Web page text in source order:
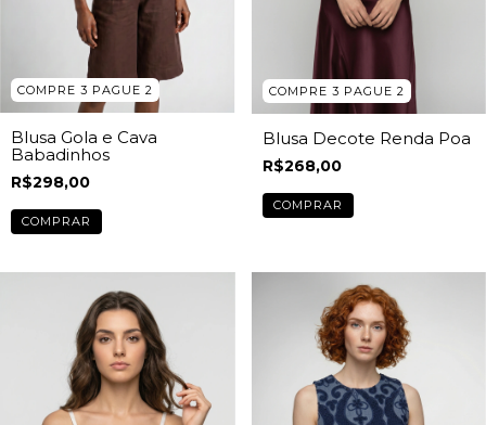
COMPRE 3 PAGUE 2
Blusa Gola e Cava
Babadinhos
R$298,00
COMPRAR
COMPRE 3 PAGUE 2
Blusa Decote Renda Poa
R$268,00
COMPRAR